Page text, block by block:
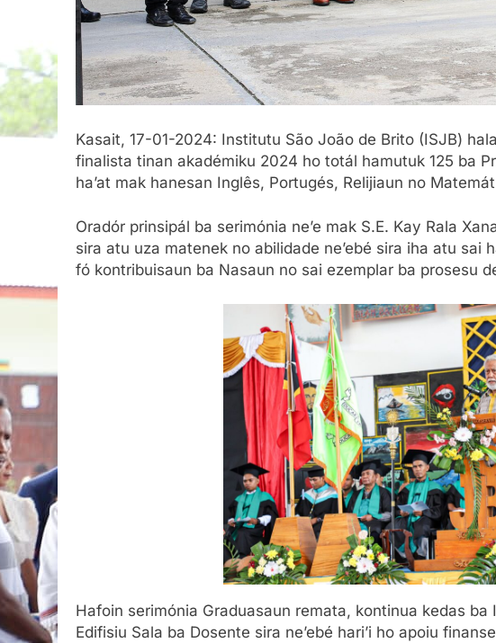
Kasait, 17-01-2024: Institutu São João de Brito (ISJB)
finalista tinan akadémiku 2024 ho totál hamutuk 125 ba
ha’at mak hanesan Inglês, Portugés, Relijiaun no
Oradór prinsipál ba serimónia ne’e mak S.E. Kay Rala
sira atu uza matenek no abilidade ne’ebé sira iha atu sai
fó kontribuisaun ba Nasaun no sai ezemplar ba prosesu
Hafoin serimónia Graduasaun remata, kontinua kedas ba
Edifisiu Sala ba Dosente sira ne’ebé hari’i ho apoiu